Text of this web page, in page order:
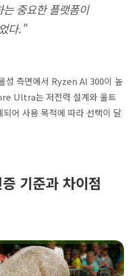
중요한 플랫폼이
다."
성 측면에서 Ryzen AI 300이 높
Ultra는 저전력 설계와 울트
어 사용 목적에 따라 선택이 달
기준과 차이점